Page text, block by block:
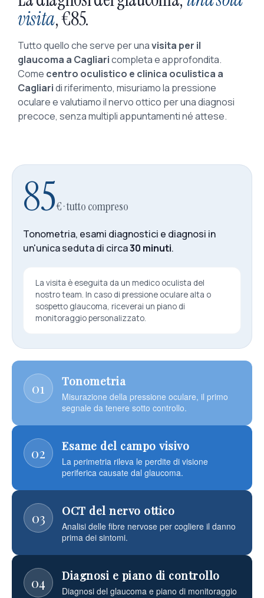
visita, €85.
Tutto quello che serve per unavisita per il
glaucoma a Cagliaricompleta e approfondita.
Come centro oculistico e clinica oculistica a
Cagliaridi riferimento, misuriamo la pressione
oculare e valutiamo il nervo ottico per una diagnosi
precoce, senza multipli appuntamenti né attese.
85€ · tutto compreso
Tonometria, esami diagnostici e diagnosi in
un'unica seduta di circa30 minuti.
La visita è eseguita da un medico oculista del
nostro team. In caso di pressione oculare alta o
sospetto glaucoma, riceverai un piano di
monitoraggio personalizzato.
01 Tonometria
Misurazione della pressione oculare, il primo
segnale da tenere sotto controllo.
02 Esame del campo visivo
La perimetria rileva le perdite di visione
periferica causate dal glaucoma.
03 OCT del nervo ottico
Analisi delle fibre nervose per cogliere il danno
prima dei sintomi.
04 Diagnosi e piano di controllo
Diagnosi del glaucoma e piano di monitoraggio